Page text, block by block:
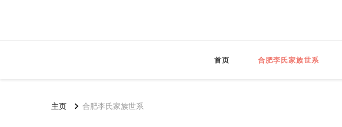
首页 合肥李氏家族世系
主页 合肥李氏家族世系